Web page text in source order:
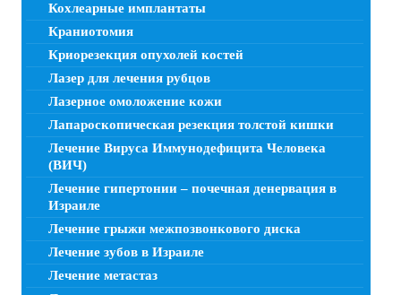
Кохлеарные имплантаты
Краниотомия
Криорезекция опухолей костей
Лазер для лечения рубцов
Лазерное омоложение кожи
Лапароскопическая резекция толстой кишки
Лечение Вируса Иммунодефицита Человека
(ВИЧ)
Лечение гипертонии – почечная денервация в
Израиле
Лечение грыжи межпозвонкового диска
Лечение зубов в Израиле
Лечение метастаз